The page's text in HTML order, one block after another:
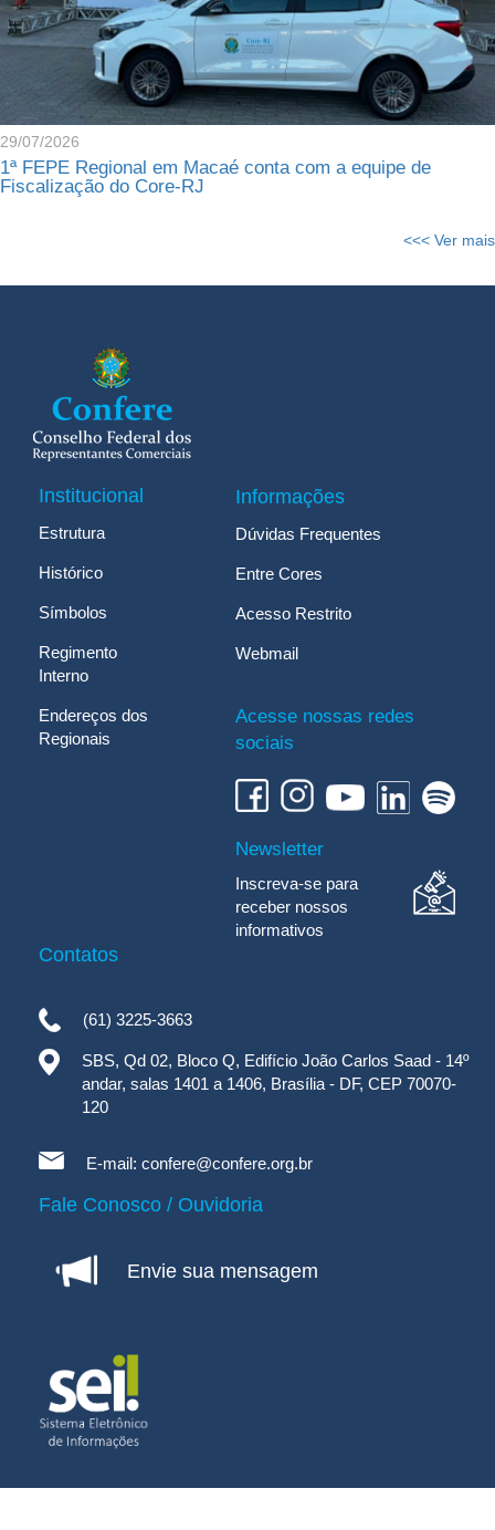
29/07/2026
1ª FEPE Regional em Macaé conta com a equipe de
Fiscalização do Core-RJ
<<< Ver mais
Institucional
Estrutura
Histórico
Símbolos
Regimento
Interno
Endereços dos
Regionais
Informações
Dúvidas Frequentes
Entre Cores
Acesso Restrito
Webmail
Acesse nossas redes
sociais
Newsletter
Inscreva-se para
receber nossos
informativos
Contatos
(61) 3225-3663
SBS, Qd 02, Bloco Q, Edifício João Carlos Saad - 14º
andar, salas 1401 a 1406, Brasília - DF, CEP 70070-
120
E-mail: confere@confere.org.br
Fale Conosco / Ouvidoria
Envie sua mensagem